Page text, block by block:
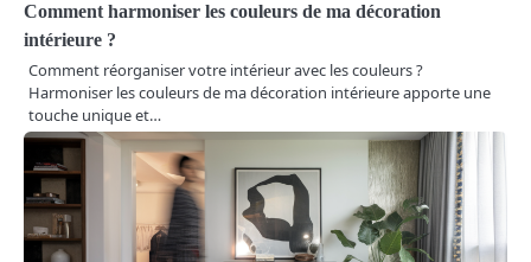
Comment harmoniser les couleurs de ma décoration
intérieure ?
Comment réorganiser votre intérieur avec les couleurs ?
Harmoniser les couleurs de ma décoration intérieure apporte une
touche unique et…